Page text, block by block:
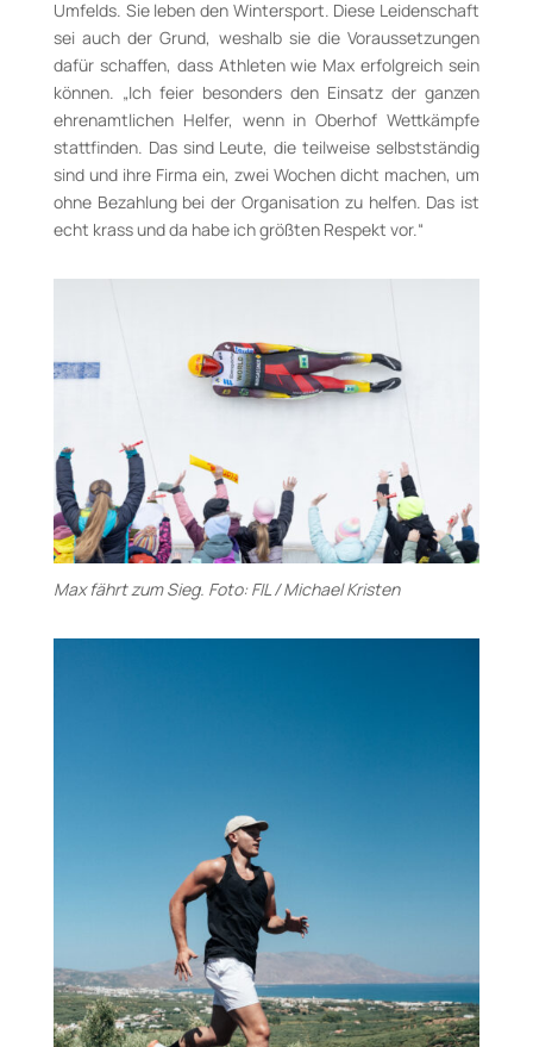
Umfelds. Sie leben den Wintersport. Diese Leidenschaft
sei auch der Grund, weshalb sie die Voraussetzungen
dafür schaffen, dass Athleten wie Max erfolgreich sein
können. „Ich feier besonders den Einsatz der ganzen
ehrenamtlichen Helfer, wenn in Oberhof Wettkämpfe
stattfinden. Das sind Leute, die teilweise selbstständig
sind und ihre Firma ein, zwei Wochen dicht machen, um
ohne Bezahlung bei der Organisation zu helfen. Das ist
echt krass und da habe ich größten Respekt vor.“
Max fährt zum Sieg. Foto: FIL / Michael Kristen